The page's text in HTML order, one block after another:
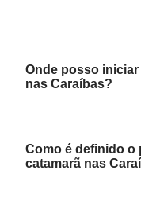
Onde posso
nas Caraíbas?
Como é definido o
catamarã nas